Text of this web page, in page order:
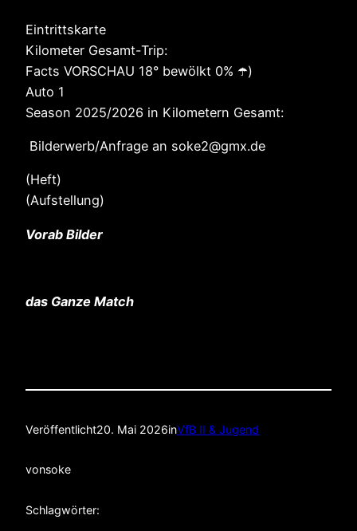
Eintrittskarte
Kilometer Gesamt-Trip:
Facts VORSCHAU 18° bewölkt 0% ☂️)
Auto 1
Season 2025/2026 in Kilometern Gesamt:
Bilderwerb/Anfrage an soke2@gmx.de
(Heft)
(Aufstellung)
Vorab Bilder
das Ganze Match
Veröffentlicht20. Mai 2026inVfB II & Jugend
vonsoke
Schlagwörter: